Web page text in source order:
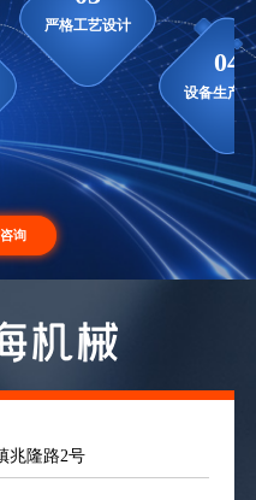
严格工艺设计
兆隆路2号